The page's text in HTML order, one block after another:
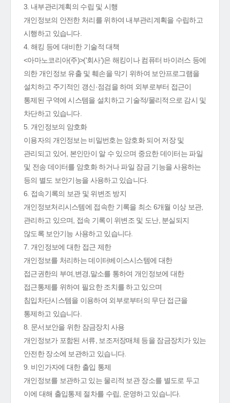
3. 내부관리계획의 수립 및 시행
개인정보의 안전한 처리를 위하여 내부관리계획을 수립하고
시행하고 있습니다.
4. 해킹 등에 대비한 기술적 대책
<아마노코리아(주)>('회사')은 해킹이나 컴퓨터 바이러스 등에
의한 개인정보 유출 및 훼손을 막기 위하여 보안프로그램을
설치하고 주기적인 갱신·점검을 하며 외부로부터 접근이
통제된 구역에 시스템을 설치하고 기술적/물리적으로 감시 및
차단하고 있습니다.
5. 개인정보의 암호화
이용자의 개인정보는 비밀번호는 암호화 되어 저장 및
관리되고 있어, 본인만이 알 수 있으며 중요한 데이터는 파일
및 전송 데이터를 암호화 하거나 파일 잠금 기능을 사용하는
등의 별도 보안기능을 사용하고 있습니다.
6. 접속기록의 보관 및 위변조 방지
개인정보처리시스템에 접속한 기록을 최소 6개월 이상 보관,
관리하고 있으며, 접속 기록이 위변조 및 도난, 분실되지
않도록 보안기능 사용하고 있습니다.
7. 개인정보에 대한 접근 제한
개인정보를 처리하는 데이터베이스시스템에 대한
접근권한의 부여,변경,말소를 통하여 개인정보에 대한
접근통제를 위하여 필요한 조치를 하고 있으며
침입차단시스템을 이용하여 외부로부터의 무단 접근을
통제하고 있습니다.
8. 문서보안을 위한 잠금장치 사용
개인정보가 포함된 서류, 보조저장매체 등을 잠금장치가 있는
안전한 장소에 보관하고 있습니다.
9. 비인가자에 대한 출입 통제
개인정보를 보관하고 있는 물리적 보관 장소를 별도로 두고
이에 대해 출입통제 절차를 수립, 운영하고 있습니다.